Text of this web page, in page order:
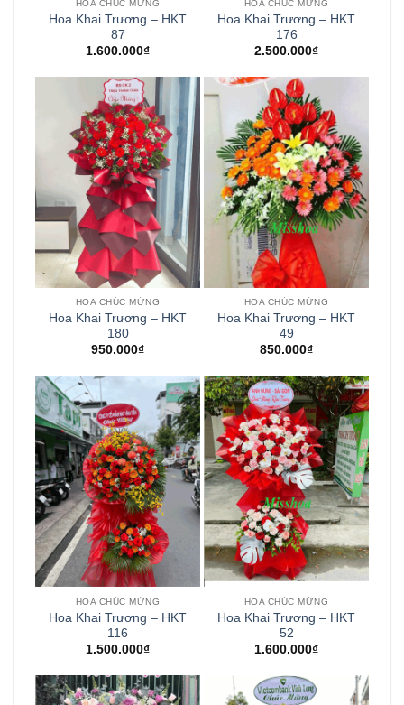
HOA CHÚC MỪNG
Hoa Khai Trương – HKT
87
1.600.000₫
HOA CHÚC MỪNG
Hoa Khai Trương – HKT
176
2.500.000₫
HOA CHÚC MỪNG
Hoa Khai Trương – HKT
180
950.000₫
HOA CHÚC MỪNG
Hoa Khai Trương – HKT
49
850.000₫
HOA CHÚC MỪNG
Hoa Khai Trương – HKT
116
1.500.000₫
HOA CHÚC MỪNG
Hoa Khai Trương – HKT
52
1.600.000₫